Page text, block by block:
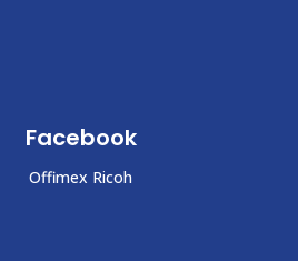
Facebook
Offimex Ricoh